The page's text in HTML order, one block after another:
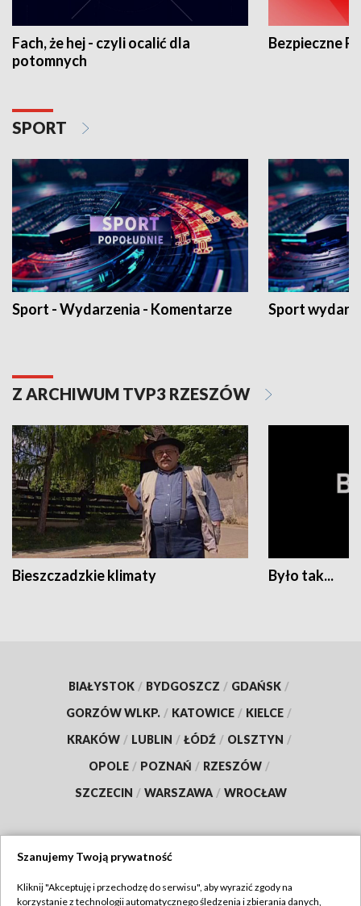
Fach, że hej - czyli ocalić dla
potomnych
Bezpieczne
SPORT
Sport - Wydarzenia - Komentarze Sport
Z ARCHIWUM TVP3 RZESZÓW
Bieszczadzkie klimaty Było tak...
BIAŁYSTOK / BYDGOSZCZ / GDAŃSK /
GORZÓW WLKP. / KATOWICE / KIELCE /
KRAKÓW / LUBLIN / ŁÓDŹ / OLSZTYN /
OPOLE / POZNAŃ / RZESZÓW /
SZCZECIN / WARSZAWA / WROCŁAW
Szanujemy Twoją prywatność
Kliknij "Akceptuję i przechodzę do serwisu", aby wyrazić zgody na
korzystanie z technologii automatycznego śledzenia i zbierania danych,